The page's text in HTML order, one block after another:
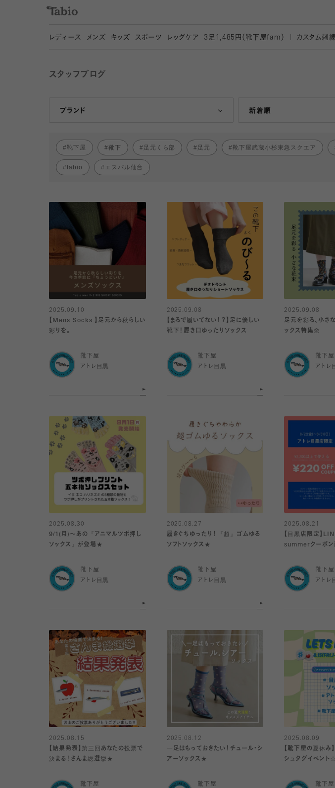
レディース メンズ キッズ スポーツ レッグケア 3 足1,485円（靴下屋fam） カスタム刺繍
スタッフブログ
ブランド
Tabio 新着順
人気ランキング順
靴下屋 靴下 足元くら部 足元 靴下屋武蔵小杉東急スクエア
tabio エスパル仙台
2025.09.10
【Mens Socks 】足元から秋らしい
彩りを。
靴下屋
アトレ目黒
2025.09.08
【まるで履いてない！？】足に優しい
靴下！履き口ゆったりソックス
靴下屋
アトレ目黒
2025.09.08
足元を彩る、小さ
ックス特集🌼
靴下屋
アトレ
2025.08.30
9/1(月)〜あの『アニマルツボ押し
ソックス』が登場★
靴下屋
アトレ目黒
2025.08.27
履きぐちゆったり！『超』ゴムゆる
ソフトソックス★
靴下屋
アトレ目黒
2025.08.21
【目黒店限定】
summerクーポ
靴下屋
アトレ
2025.08.15
【結果発表】第三回あなたの投票で
決まる！さんま総選挙★
靴下屋
2025.08.12
一足はもっておきたい！チュール・シ
アーソックス★
靴下屋
2025.08.09
【靴下屋の夏休み
シュタグイベント☆
靴下屋